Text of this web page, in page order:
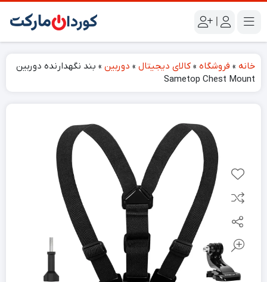
|
خانه » فروشگاه » کالای دیجیتال » دوربین » بند نگهدارنده دوربین
Sametop Chest Mount